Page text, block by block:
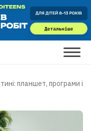
планшет, програми і